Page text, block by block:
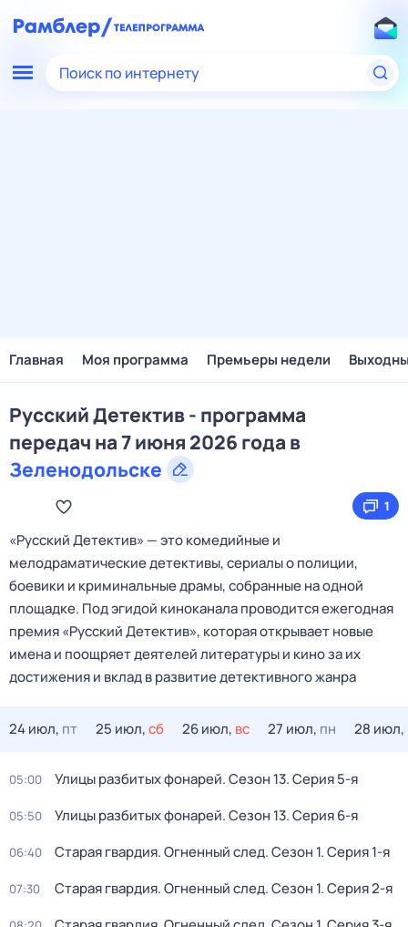
Поиск по интернету
Главная Моя программа Премьеры недели
Русский Детектив - программа
передач на 7 июня 2026 года в
Зеленодольске
1
«Русский Детектив» — это комедийные и
мелодраматические детективы, сериалы о полиции,
боевики и криминальные драмы, собранные на одной
площадке. Под эгидой киноканала проводится ежегодная
премия «Русский Детектив», которая открывает новые
имена и поощряет деятелей литературы и кино за их
достижения и вклад в развитие детективного жанра
24 июл, пт 25 июл,сб 26 июл, вс 27 июл, пн 28 июл,
05:00 Улицы разбитых фонарей. Сезон 13. Серия 5-я
05:50 Улицы разбитых фонарей. Сезон 13. Серия 6-я
06:40 Старая гвардия. Огненный след. Сезон 1. Серия 1-я
07:30 Старая гвардия. Огненный след. Сезон 1. Серия 2-я